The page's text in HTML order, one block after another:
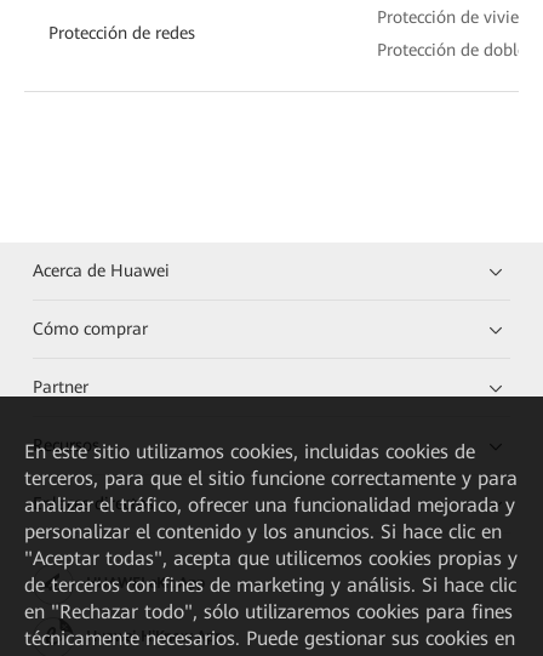
Protección de redes
Protección de
Protección de doble
Acerca de Huawei
Cómo comprar
Partner
Recursos
Enlaces directos
HUAWEI eKit App
Huawei HiKnow App
En este sitio utilizamos cookies, incluidas cookies de
terceros, para que el sitio funcione correctamente y para
analizar el tráfico, ofrecer una funcionalidad mejorada y
personalizar el contenido y los anuncios. Si hace clic en
"Aceptar todas", acepta que utilicemos cookies propias y
de terceros con fines de marketing y análisis. Si hace clic
en "Rechazar todo", sólo utilizaremos cookies para fines
técnicamente necesarios. Puede gestionar sus cookies en